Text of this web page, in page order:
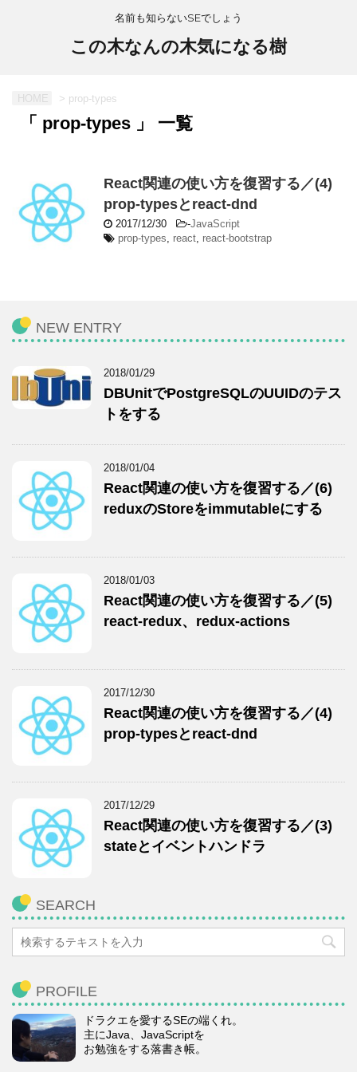
名前も知らないSEでしょう
この木なんの木気になる樹
HOME > prop-types
「 prop-types 」 一覧
React関連の使い方を復習する／(4)
prop-typesとreact-dnd
2017/12/30 -JavaScript
prop-types, react, react-bootstrap
NEW ENTRY
2018/01/29
DBUnitでPostgreSQLのUUIDのテス
トをする
2018/01/04
React関連の使い方を復習する／(6)
reduxのStoreをimmutableにする
2018/01/03
React関連の使い方を復習する／(5)
react-redux、redux-actions
2017/12/30
React関連の使い方を復習する／(4)
prop-typesとreact-dnd
2017/12/29
React関連の使い方を復習する／(3)
stateとイベントハンドラ
SEARCH
PROFILE
ドラクエを愛するSEの端くれ。
主にJava、JavaScriptを
お勉強をする落書き帳。